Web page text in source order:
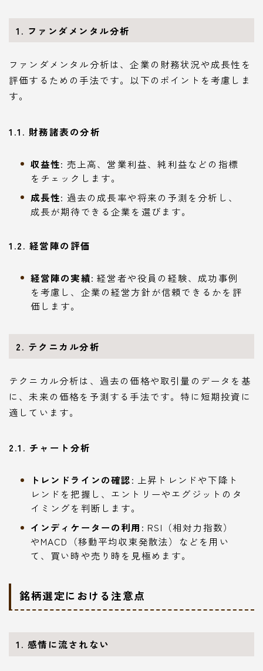
1. ファンダメンタル分析
ファンダメンタル分析は、企業の財務状況や成長性を
評価するための手法です。以下のポイントを考慮しま
す。
1.1. 財務諸表の分析
収益性: 売上高、営業利益、純利益などの指標
をチェックします。
成長性: 過去の成長率や将来の予測を分析し、
成長が期待できる企業を選びます。
1.2. 経営陣の評価
経営陣の実績: 経営者や役員の経験、成功事例
を考慮し、企業の経営方針が信頼できるかを評
価します。
2. テクニカル分析
テクニカル分析は、過去の価格や取引量のデータを基
に、未来の価格を予測する手法です。特に短期投資に
適しています。
2.1. チャート分析
トレンドラインの確認: 上昇トレンドや下降ト
レンドを把握し、エントリーやエグジットのタ
イミングを判断します。
インディケーターの利用 : RSI（相対力指数）
やMACD（移動平均収束発散法）などを用い
て、買い時や売り時を見極めます。
銘柄選定における注意点
1. 感情に流されない